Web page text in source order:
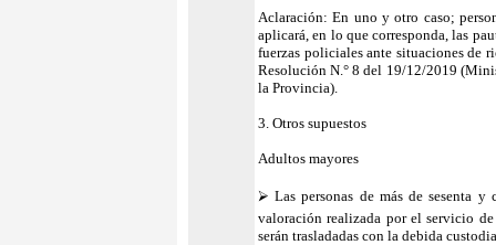
Aclaración: En uno y otro caso;
aplicará, en lo que corresponda, las
fuerzas policiales ante situaciones de
Resolución N.° 8 del 19/12/2019
la Provincia).
3. Otros supuestos
Adultos mayores
⮚ Las personas de más de sesenta
valoración realizada por el servicio
serán trasladadas con la debida